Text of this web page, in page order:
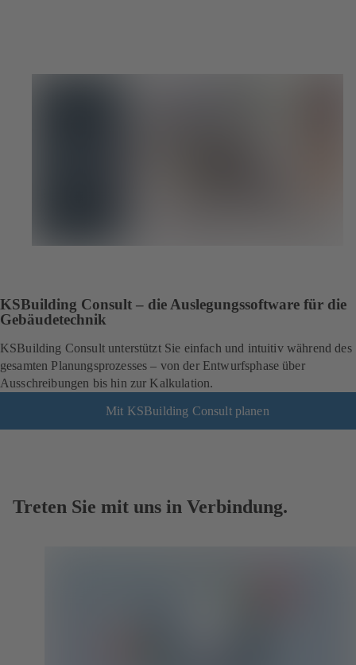
KSBuilding Consult – die Auslegungssoftware für die
Gebäudetechnik
KSBuilding Consult unterstützt Sie einfach und intuitiv während des
gesamten Planungsprozesses – von der Entwurfsphase über
Ausschreibungen bis hin zur Kalkulation.
Mit KSBuilding Consult planen
Treten Sie mit uns in Verbindung.